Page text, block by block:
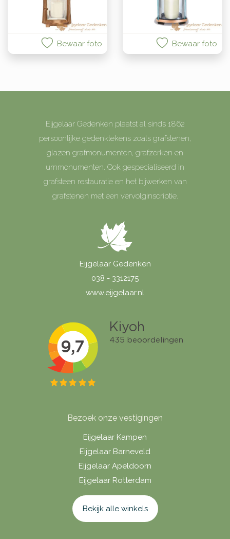
Bewaar foto Bewaar foto
Eijgelaar Gedenken plaatst al sinds 1862
persoonlijke gedenktekens zoals grafstenen,
glazen grafmonumenten, grafzerken en
urnmonumenten. Ook gespecialiseerd in
grafsteen restauratie en het bijwerken van
grafstenen met een vervolginscriptie.
Eijgelaar Gedenken
038 - 3312175
www.eijgelaar.nl
Bezoek onze vestigingen
Eijgelaar Kampen
Eijgelaar Barneveld
Eijgelaar Apeldoorn
Eijgelaar Rotterdam
Bekijk alle winkels